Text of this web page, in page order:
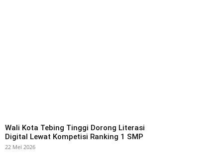
Wali Kota Tebing Tinggi Dorong Literasi
Digital Lewat Kompetisi Ranking 1 SMP
22 Mei 2026